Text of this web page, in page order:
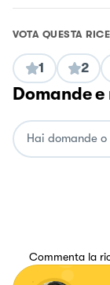
VOTA QUESTA
1 2
Domande e
Commenta la